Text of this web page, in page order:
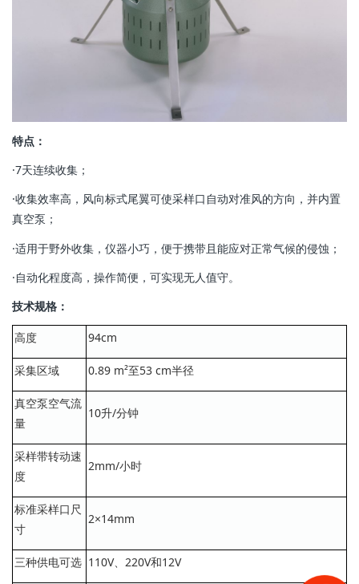
特点：
·7天连续收集；
·收集效率高，风向标式尾翼可使采样口自动对准风的方向，并内置
真空泵；
·适用于野外收集，仪器小巧，便于携带且能应对正常气候的侵蚀；
·自动化程度高，操作简便，可实现无人值守。
技术规格：
高度 94cm
采集区域 0.89 m²至53 cm半径
真空泵空气流
量
10升/分钟
采样带转动速
度
2mm/小时
标准采样口尺
寸
2×14mm
三种供电可选 110V、220V和12V